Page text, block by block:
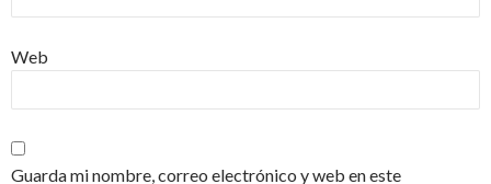
Web
Guarda mi nombre, correo electrónico y web en este